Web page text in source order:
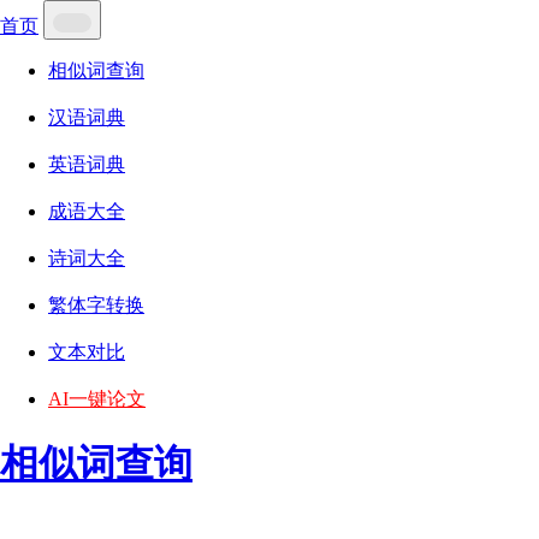
首页
相似词查询
汉语词典
英语词典
成语大全
诗词大全
繁体字转换
文本对比
AI一键论文
相似词查询